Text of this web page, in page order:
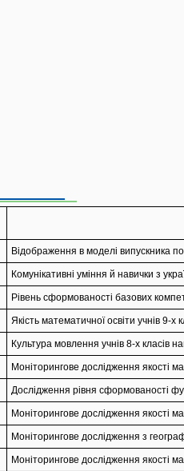
Відображення в моделі випускника
Комунікативні уміння й навички з
Рівень сформованості базових
Якість математичної освіти учнів 9-х
Культура мовлення учнів 8-х класів
Моніторингове дослідження якості
Дослідження рівня сформованості
Моніторингове дослідження якості
Моніторингове дослідження з
Моніторингове дослідження якості